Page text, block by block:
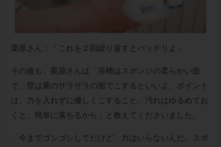
栗原さん：「これを２回繰り返すとバッチリよ」
その後も、栗原さんは「浴槽はスポンジの柔らかい面
で、壁は裏のザラザラの面でこするといいよ。ポイント
は、力を入れずに優しくこすること。汚れはゆるめてお
くと、簡単に落ちるから」と教えてくださいました。
「今までゴシゴシしてたけど、力はいらないんだ。スポ